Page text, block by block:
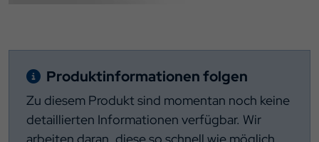
Produktinformationen folgen
Zu diesem Produkt sind momentan noch keine
detaillierten Informationen verfügbar. Wir
arbeiten daran, diese so schnell wie möglich